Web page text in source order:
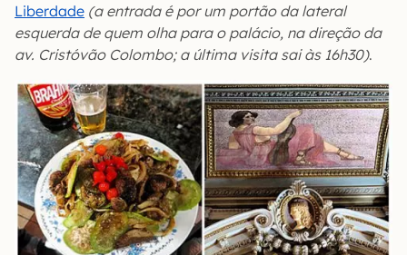
Liberdade (a entrada é por um portão da lateral
esquerda de quem olha para o palácio, na direção da
av. Cristóvão Colombo; a última visita sai às 16h30).